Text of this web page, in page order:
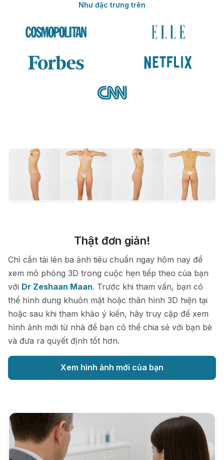
Như đặc trưng trên
Thật đơn giản!
Chỉ cần tải lên ba ảnh tiêu chuẩn ngay hôm nay để
xem mô phỏng 3D trong cuộc hẹn tiếp theo của bạn
với Dr Zeshaan Maan. Trước khi tham vấn, bạn có
thể hình dung khuôn mặt hoặc thân hình 3D hiện tại
hoặc sau khi tham khảo ý kiến, hãy truy cập để xem
hình ảnh mới từ nhà để bạn có thể chia sẻ với bạn bè
và đưa ra quyết định tốt hơn.
Xem hình ảnh mới của bạn